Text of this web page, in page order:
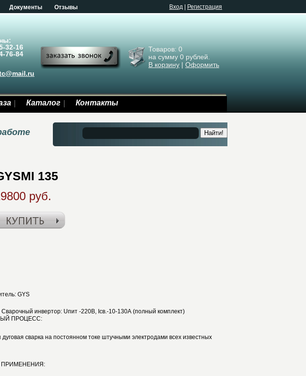
Документы Отзывы Bход Регистрация
32-16
76-84
Товаров: 0
на сумму 0 рублей.
В корзину | Оформить
Каталог Контакты
Найти!
135
руб.
GYS
Сварочный инвертор: Uпит -220В, Iсв.-10-130А (полный комплект)
ПРОЦЕСС:
дуговая сварка на постоянном токе штучными электродами всех известных
ПРИМЕНЕНИЯ: